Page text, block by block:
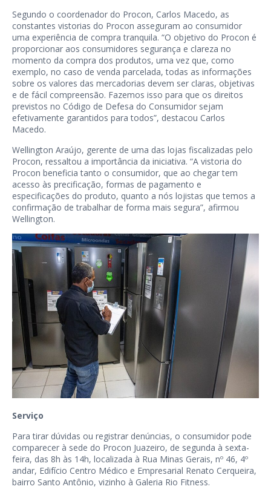
Segundo o coordenador do Procon, Carlos Macedo, as
constantes vistorias do Procon asseguram ao consumidor
uma experiência de compra tranquila. “O objetivo do Procon é
proporcionar aos consumidores segurança e clareza no
momento da compra dos produtos, uma vez que, como
exemplo, no caso de venda parcelada, todas as informações
sobre os valores das mercadorias devem ser claras, objetivas
e de fácil compreensão. Fazemos isso para que os direitos
previstos no Código de Defesa do Consumidor sejam
efetivamente garantidos para todos”, destacou Carlos
Macedo.
Wellington Araújo, gerente de uma das lojas fiscalizadas pelo
Procon, ressaltou a importância da iniciativa. “A vistoria do
Procon beneficia tanto o consumidor, que ao chegar tem
acesso às precificação, formas de pagamento e
especificações do produto, quanto a nós lojistas que temos a
confirmação de trabalhar de forma mais segura”, afirmou
Wellington.
Serviço
Para tirar dúvidas ou registrar denúncias, o consumidor pode
comparecer à sede do Procon Juazeiro, de segunda à sexta-
feira, das 8h às 14h, localizada à Rua Minas Gerais, nº 46, 4º
andar, Edifício Centro Médico e Empresarial Renato Cerqueira,
bairro Santo Antônio, vizinho à Galeria Rio Fitness.